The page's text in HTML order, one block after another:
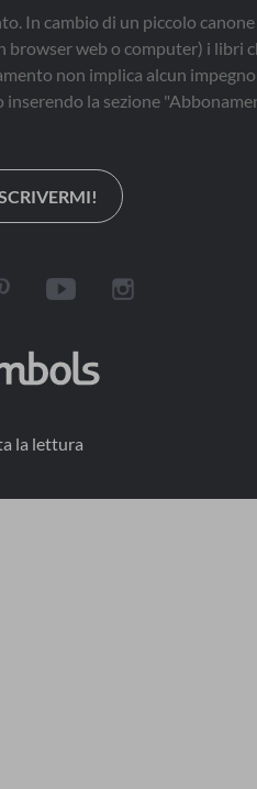
In cambio di un piccolo
web o computer) i libri
non implica alcun
la sezione
la lettura